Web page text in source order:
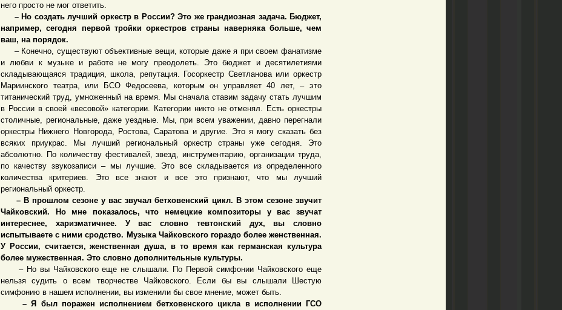
него просто не мог ответить.
– Но создать лучший оркестр в России? Это же грандиозная задача. Бюджет,
например, сегодня первой тройки оркестров страны наверняка больше, чем
ваш, на порядок.
– Конечно, существуют объективные вещи, которые даже я при своем фанатизме
и любви к музыке и работе не могу преодолеть. Это бюджет и десятилетиями
складывающаяся традиция, школа, репутация. Госоркестр Светланова или оркестр
Мариинского театра, или БСО Федосеева, которым он управляет 40 лет, – это
титанический труд, умноженный на время. Мы сначала ставим задачу стать лучшим
в России в своей «весовой» категории. Категории никто не отменял. Есть оркестры
столичные, региональные, даже уездные. Мы, при всем уважении, давно перегнали
оркестры Нижнего Новгорода, Ростова, Саратова и другие. Это я могу сказать без
всяких приукрас. Мы лучший региональный оркестр страны уже сегодня. Это
абсолютно. По количеству фестивалей, звезд, инструментарию, организации труда,
по качеству звукозаписи – мы лучшие. Это все складывается из определенного
количества критериев. Это все знают и все это признают, что мы лучший
региональный оркестр.
– В прошлом сезоне у вас звучал бетховенский цикл. В этом сезоне звучит
Чайковский. Но мне показалось, что немецкие композиторы у вас звучат
интереснее, харизматичнее. У вас словно тевтонский дух, вы словно
испытываете с ними сродство. Музыка Чайковского гораздо более женственная.
У России, считается, женственная душа, в то время как германская культура
более мужественная. Это словно дополнительные культуры.
– Но вы Чайковского еще не слышали. По Первой симфонии Чайковского еще
нельзя судить о всем творчестве Чайковского. Если бы вы слышали Шестую
симфонию в нашем исполнении, вы изменили бы свое мнение, может быть.
– Я был поражен исполнением бетховенского цикла в исполнении ГСО